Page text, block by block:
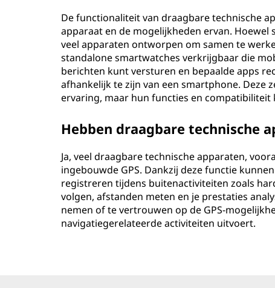
De functionaliteit van draagbare technische
apparaat en de mogelijkheden ervan.
veel apparaten ontworpen om samen te
standalone smartwatches verkrijgbaar die
berichten kunt versturen en bepaalde apps
afhankelijk te zijn van een smartphone. Deze
ervaring, maar hun functies en compatibiliteit
Hebben draagbare technische
Ja, veel draagbare technische apparaten,
ingebouwde GPS. Dankzij deze functie
registreren tijdens buitenactiviteiten zoals
volgen, afstanden meten en je prestaties
nemen of te vertrouwen op de GPS-
navigatiegerelateerde activiteiten uitvoert.